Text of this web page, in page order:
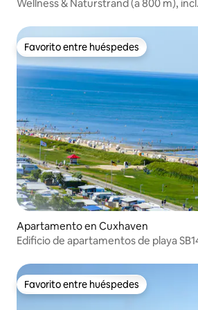
Wellness & Naturstrand (a 800 m),
Favorito entre huéspedes
Favorito entre huéspedes
Apartamento en Cuxhaven
Edificio de apartamentos de playa
Favorito entre huéspedes
Favorito entre huéspedes